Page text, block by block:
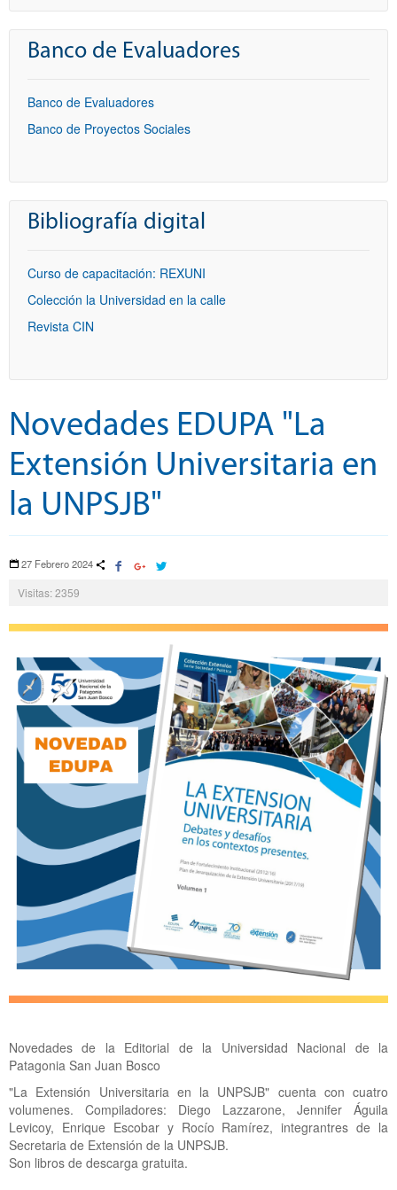
Banco de Evaluadores
Banco de Evaluadores
Banco de Proyectos Sociales
Bibliografía digital
Curso de capacitación: REXUNI
Colección la Universidad en la calle
Revista CIN
Novedades EDUPA "La
Extensión Universitaria en
la UNPSJB"
27 Febrero 2024
Visitas: 2359
Novedades de la Editorial de la Universidad Nacional de la
Patagonia San Juan Bosco
"La Extensión Universitaria en la UNPSJB" cuenta con cuatro
volumenes. Compiladores: Diego Lazzarone, Jennifer Águila
Levicoy, Enrique Escobar y Rocío Ramírez, integrantres de la
Secretaria de Extensión de la UNPSJB.
Son libros de descarga gratuita.